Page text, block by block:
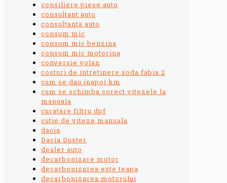
consiliere piese auto
consultant auto
consultanta auto
consum mic
consum mic benzina
consum mic motorina
conversie volan
costuri de intretinere soda fabia 2
cum se dau inapoi km
cum se schimba corect vitezele la
manuala
curatare filtru dpf
cutie de viteze manuala
dacia
Dacia Duster
dealer auto
decarbonizare motor
decarbonizarea este teapa
decarbonizarea motorului